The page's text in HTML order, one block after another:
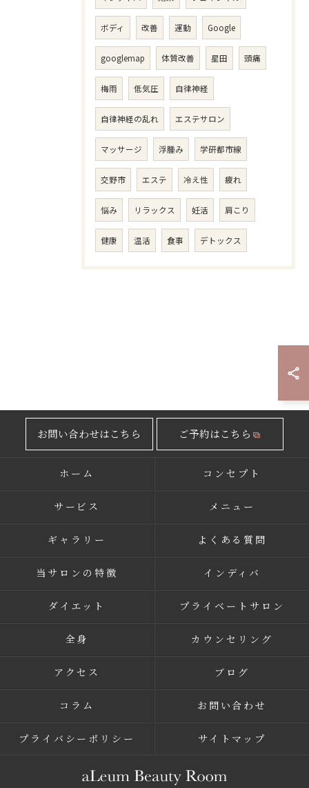
ボディ 改善 運動 Google
googlemap 体質改善 星田 頭痛
梅雨 低気圧 自律神経
自律神経の乱れ エステサロン
マッサージ 浮腫み 学研都市線
交野市 エステ 冷え性 疲れ
悩み リラックス 妊活 肩こり
健康 温活 食事 デトックス
お問い合わせはこちら ご予約はこちら
ホーム コンセプト
サービス メニュー
ギャラリー よくある質問
当サロンの特徴 インディバ
ダイエット プライベートサロン
全身 カウンセリング
アクセス ブログ
コラム お問い合わせ
プライバシーポリシー サイトマップ